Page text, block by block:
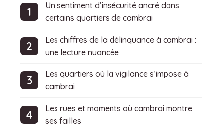
Un sentiment d’insécurité ancré dans
certains quartiers de cambrai
Les chiffres de la délinquance à cambrai :
une lecture nuancée
Les quartiers où la vigilance s’impose à
cambrai
Les rues et moments où cambrai montre
ses failles